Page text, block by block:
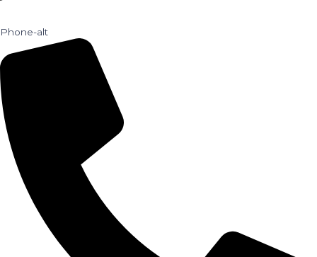
Phone-alt